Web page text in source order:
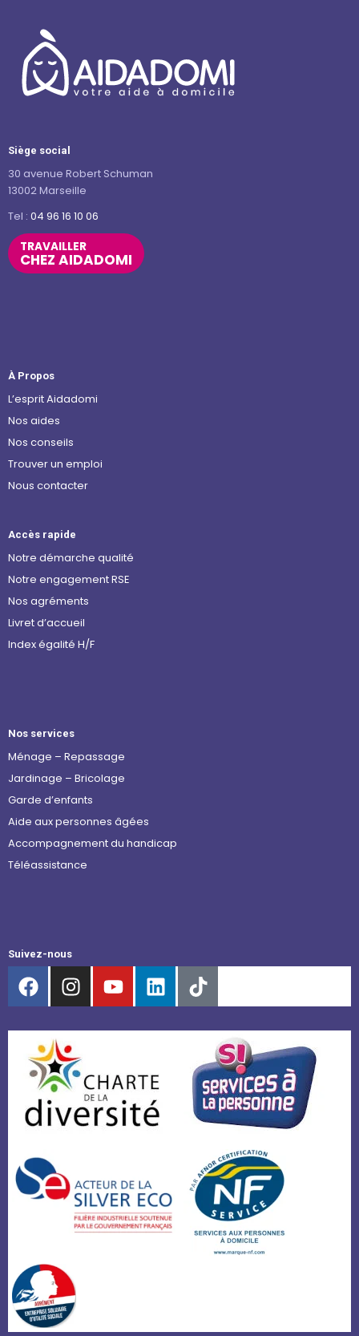
Siège social
30 avenue Robert Schuman
13002 Marseille
Tel : 04 96 16 10 06
TRAVAILLER
CHEZ AIDADOMI
À Propos
L’esprit Aidadomi
Nos aides
Nos conseils
Trouver un emploi
Nous contacter
Accès rapide
Notre démarche qualité
Notre engagement RSE
Nos agréments
Livret d’accueil
Index égalité H/F
Nos services
Ménage – Repassage
Jardinage – Bricolage
Garde d’enfants
Aide aux personnes âgées
Accompagnement du handicap
Téléassistance
Suivez-nous